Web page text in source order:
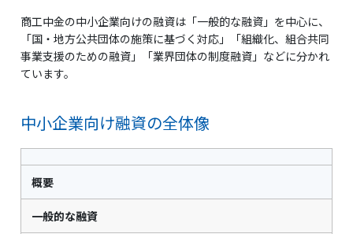
商工中金の中小企業向けの融資は「一般的な融資」を中心に、
「国・地方公共団体の施策に基づく対応」「組織化、組合共同
事業支援のための融資」「業界団体の制度融資」などに分かれ
ています。
中小企業向け融資の全体像
概要
一般的な融資